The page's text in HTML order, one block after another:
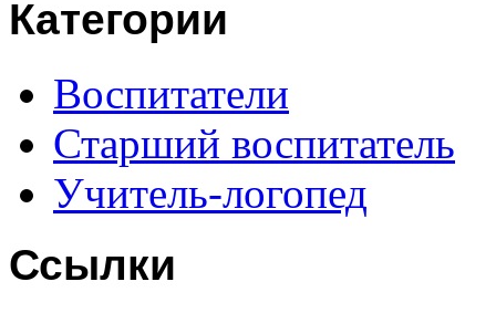
Категории
Воспитатели
Старший воспитатель
Учитель-логопед
Ссылки